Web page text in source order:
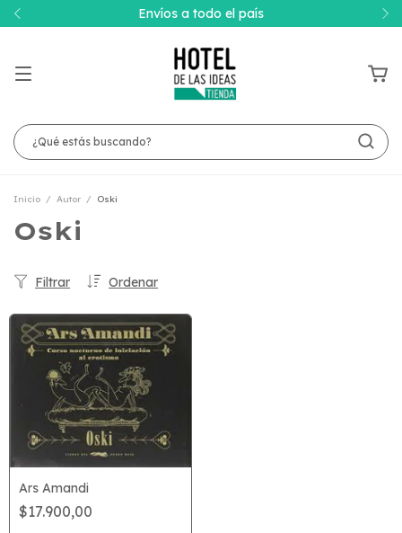
Envíos a todo el país
Inicio / Autor / Oski
Oski
Ordenar
Filtrar
Ars Amandi
$17.900,00